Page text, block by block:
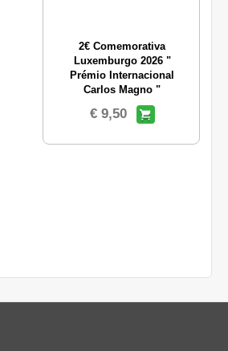
2€ Comemorativa
Luxemburgo 2026 "
Prémio Internacional
Carlos Magno "
€ 9,50